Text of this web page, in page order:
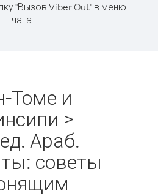
"Вызов Viber Out" в меню
чата
Томе и
>
Араб.
советы